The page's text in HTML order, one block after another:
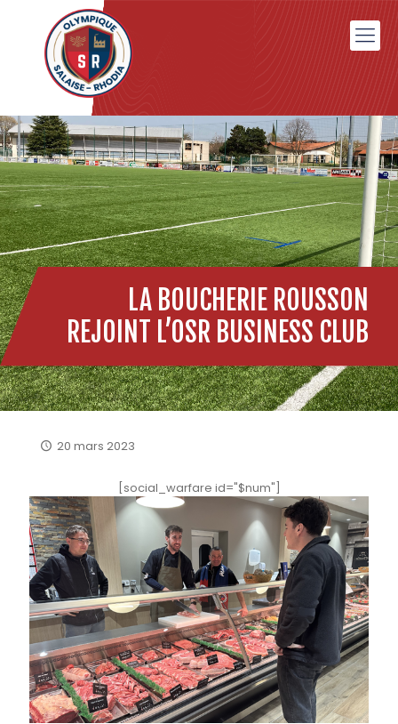
LA BOUCHERIE ROUSSON
REJOINT L’OSR BUSINESS CLUB
20 mars 2023
[social_warfare id="$num"]